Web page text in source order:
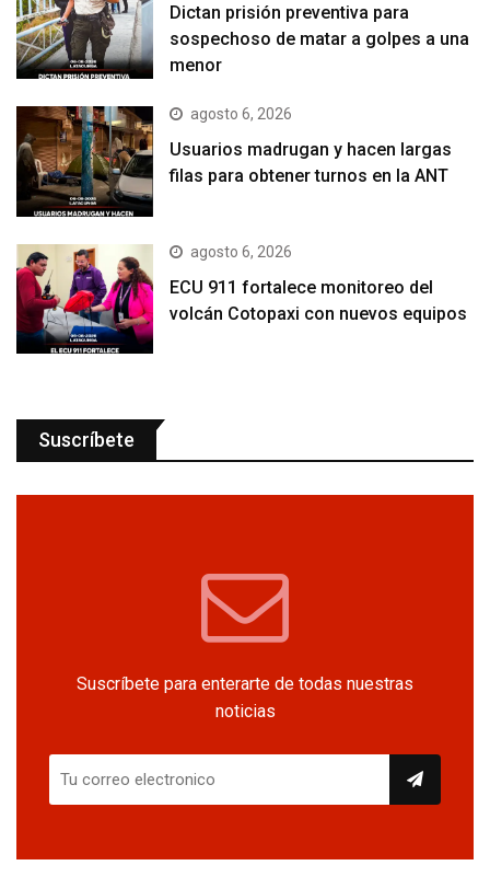
Dictan prisión preventiva para
sospechoso de matar a golpes a una
menor
agosto 6, 2026
Usuarios madrugan y hacen largas
filas para obtener turnos en la ANT
agosto 6, 2026
ECU 911 fortalece monitoreo del
volcán Cotopaxi con nuevos equipos
Suscríbete
Suscríbete para enterarte de todas nuestras
noticias